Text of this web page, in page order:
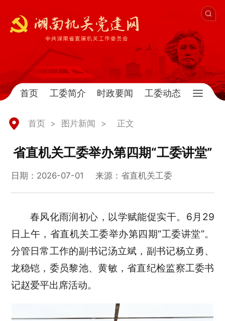
首页 工委简介 时政要闻 工委动态
首页 > 图片新闻 > 正文
省直机关工委举办第四期“工委讲堂”
日期：2026-07-01 来源：省直机关工委
春风化雨润初心，以学赋能促实干。6月29
日上午，省直机关工委举办第四期“工委讲堂”。
分管日常工作的副书记汤立斌，副书记杨立勇、
龙稳铠，委员黎池、黄敏，省直纪检监察工委书
记赵爱平出席活动。